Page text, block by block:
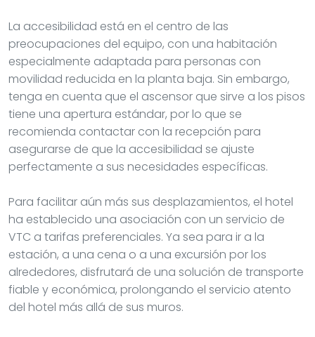
La accesibilidad está en el centro de las
preocupaciones del equipo, con una habitación
especialmente adaptada para personas con
movilidad reducida en la planta baja. Sin embargo,
tenga en cuenta que el ascensor que sirve a los pisos
tiene una apertura estándar, por lo que se
recomienda contactar con la recepción para
asegurarse de que la accesibilidad se ajuste
perfectamente a sus necesidades específicas.
Para facilitar aún más sus desplazamientos, el hotel
ha establecido una asociación con un servicio de
VTC a tarifas preferenciales. Ya sea para ir a la
estación, a una cena o a una excursión por los
alrededores, disfrutará de una solución de transporte
fiable y económica, prolongando el servicio atento
del hotel más allá de sus muros.